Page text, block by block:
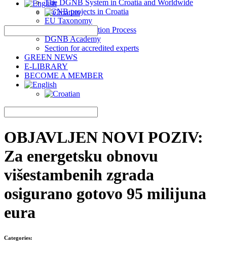
The DGNB System in Croatia and Worldwide
DGNB projects in Croatia
EU Taxonomy
DGNB Certification Process
DGNB Academy
Section for accredited experts
GREEN NEWS
E-LIBRARY
BECOME A MEMBER
OBJAVLJEN NOVI POZIV:
Za energetsku obnovu
višestambenih zgrada
osigurano gotovo 95 milijuna
eura
Categories: